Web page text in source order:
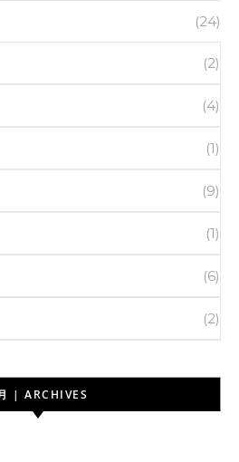
(24)
(2)
(4)
(1)
(9)
(1)
(6)
(2)
| ARCHIVES